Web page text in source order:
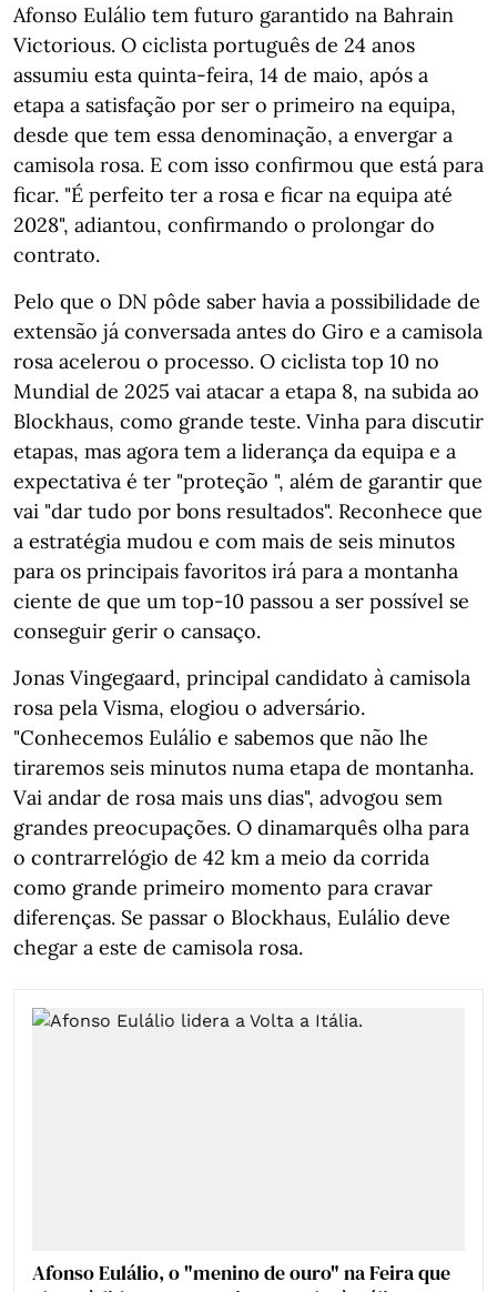
Afonso Eulálio tem futuro garantido na Bahrain
Victorious. O ciclista português de 24 anos
assumiu esta quinta-feira, 14 de maio, após a
etapa a satisfação por ser o primeiro na equipa,
desde que tem essa denominação, a envergar a
camisola rosa. E com isso confirmou que está para
ficar. "É perfeito ter a rosa e ficar na equipa até
2028", adiantou, confirmando o prolongar do
contrato.
Pelo que o DN pôde saber havia a possibilidade de
extensão já conversada antes do Giro e a camisola
rosa acelerou o processo. O ciclista top 10 no
Mundial de 2025 vai atacar a etapa 8, na subida ao
Blockhaus, como grande teste. Vinha para discutir
etapas, mas agora tem a liderança da equipa e a
expectativa é ter "proteção ", além de garantir que
vai "dar tudo por bons resultados". Reconhece que
a estratégia mudou e com mais de seis minutos
para os principais favoritos irá para a montanha
ciente de que um top-10 passou a ser possível se
conseguir gerir o cansaço.
Jonas Vingegaard, principal candidato à camisola
rosa pela Visma, elogiou o adversário.
"Conhecemos Eulálio e sabemos que não lhe
tiraremos seis minutos numa etapa de montanha.
Vai andar de rosa mais uns dias", advogou sem
grandes preocupações. O dinamarquês olha para
o contrarrelógio de 42 km a meio da corrida
como grande primeiro momento para cravar
diferenças. Se passar o Blockhaus, Eulálio deve
chegar a este de camisola rosa.
Afonso Eulálio, o "menino de ouro" na Feira que